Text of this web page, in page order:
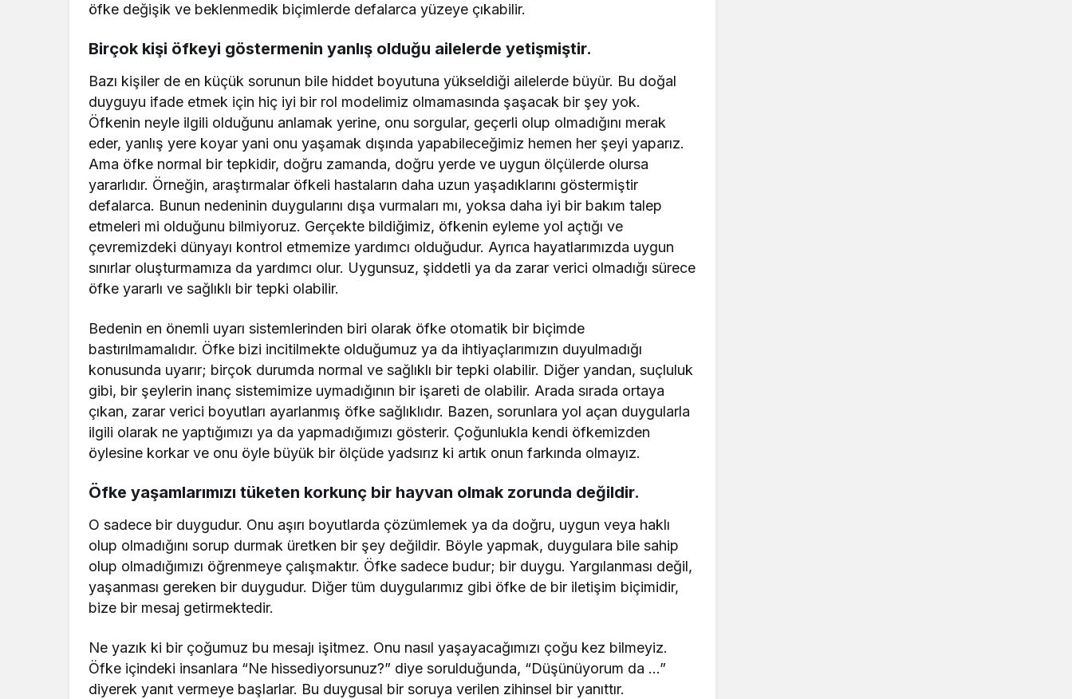
öfke değişik ve beklenmedik biçimlerde defalarca yüzeye çıkabilir.
Birçok kişi öfkeyi göstermenin yanlış olduğu ailelerde yetişmiştir.
Bazı kişiler de en küçük sorunun bile hiddet boyutuna yükseldiği ailelerde büyür. Bu doğal
duyguyu ifade etmek için hiç iyi bir rol modelimiz olmamasında şaşacak bir şey yok.
Öfkenin neyle ilgili olduğunu anlamak yerine, onu sorgular, geçerli olup olmadığını merak
eder, yanlış yere koyar yani onu yaşamak dışında yapabileceğimiz hemen her şeyi yaparız.
Ama öfke normal bir tepkidir, doğru zamanda, doğru yerde ve uygun ölçülerde olursa
yararlıdır. Örneğin, araştırmalar öfkeli hastaların daha uzun yaşadıklarını göstermiştir
defalarca. Bunun nedeninin duygularını dışa vurmaları mı, yoksa daha iyi bir bakım talep
etmeleri mi olduğunu bilmiyoruz. Gerçekte bildiğimiz, öfkenin eyleme yol açtığı ve
çevremizdeki dünyayı kontrol etmemize yardımcı olduğudur. Ayrıca hayatlarımızda uygun
sınırlar oluşturmamıza da yardımcı olur. Uygunsuz, şiddetli ya da zarar verici olmadığı sürece
öfke yararlı ve sağlıklı bir tepki olabilir.
Bedenin en önemli uyarı sistemlerinden biri olarak öfke otomatik bir biçimde
bastırılmamalıdır. Öfke bizi incitilmekte olduğumuz ya da ihtiyaçlarımızın duyulmadığı
konusunda uyarır; birçok durumda normal ve sağlıklı bir tepki olabilir. Diğer yandan, suçluluk
gibi, bir şeylerin inanç sistemimize uymadığının bir işareti de olabilir. Arada sırada ortaya
çıkan, zarar verici boyutları ayarlanmış öfke sağlıklıdır. Bazen, sorunlara yol açan duygularla
ilgili olarak ne yaptığımızı ya da yapmadığımızı gösterir. Çoğunlukla kendi öfkemizden
öylesine korkar ve onu öyle büyük bir ölçüde yadsırız ki artık onun farkında olmayız.
Öfke yaşamlarımızı tüketen korkunç bir hayvan olmak zorunda değildir.
O sadece bir duygudur. Onu aşırı boyutlarda çözümlemek ya da doğru, uygun veya haklı
olup olmadığını sorup durmak üretken bir şey değildir. Böyle yapmak, duygulara bile sahip
olup olmadığımızı öğrenmeye çalışmaktır. Öfke sadece budur; bir duygu. Yargılanması değil,
yaşanması gereken bir duygudur. Diğer tüm duygularımız gibi öfke de bir iletişim biçimidir,
bize bir mesaj getirmektedir.
Ne yazık ki bir çoğumuz bu mesajı işitmez. Onu nasıl yaşayacağımızı çoğu kez bilmeyiz.
Öfke içindeki insanlara “Ne hissediyorsunuz?” diye sorulduğunda, “Düşünüyorum da …”
diyerek yanıt vermeye başlarlar. Bu duygusal bir soruya verilen zihinsel bir yanıttır.